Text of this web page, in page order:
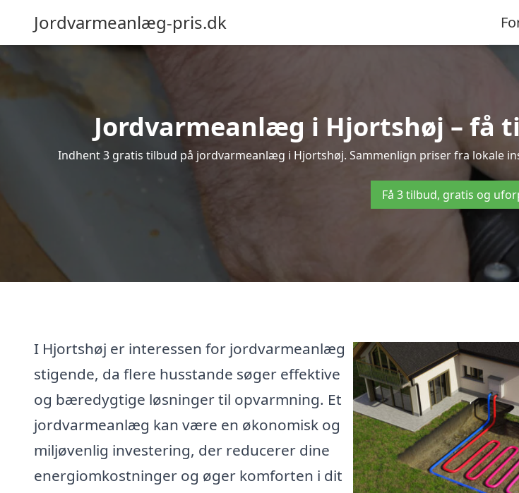
Jordvarmeanlæg-pris.dk
Jordvarmeanlæg i Hjortshøj – få
Indhent 3 gratis tilbud på jordvarmeanlæg i Hjortshøj. Sammenlign priser fra lokale
Få 3 tilbud, gratis og
I Hjortshøj er interessen for jordvarmeanlæg
stigende, da flere husstande søger effektive
og bæredygtige løsninger til opvarmning. Et
jordvarmeanlæg kan være en økonomisk og
miljøvenlig investering, der reducerer dine
energiomkostninger og øger komforten i dit